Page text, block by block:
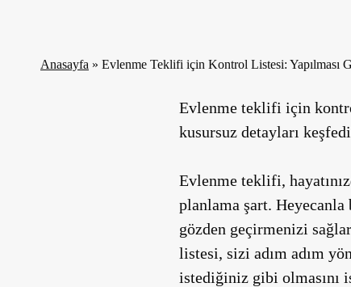
Anasayfa » Evlenme Teklifi için Kontrol Listesi: Yapılması
Evlenme teklifi için
kusursuz detayları
Evlenme teklifi,
planlama şart. Heyecanla
gözden geçirmenizi
listesi, sizi adım adım
istediğiniz gibi olmasını